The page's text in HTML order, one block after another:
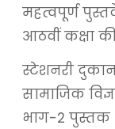
महत्वपूर्ण
आठवीं कक्षा
स्टेशनरी
सामाजिक
भाग-2 पुस्तक